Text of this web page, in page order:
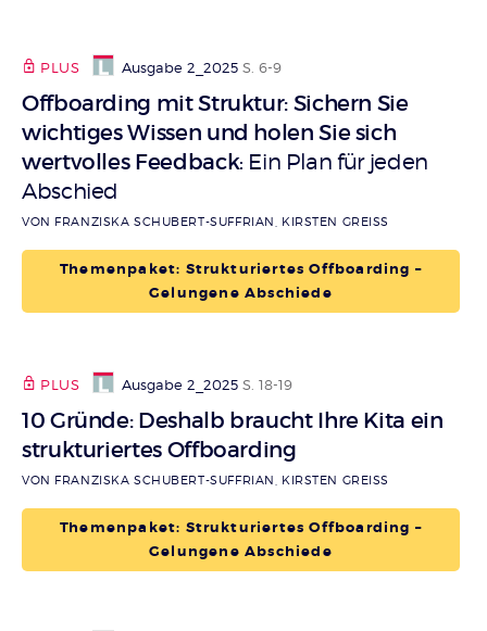
PLUS Ausgabe 2_2025 S. 6-9
Offboarding mit Struktur: Sichern Sie
wichtiges Wissen und holen Sie sich
wertvolles Feedback: Ein Plan für jeden
Abschied
VON FRANZISKA SCHUBERT-SUFFRIAN, KIRSTEN GREISS
Themenpaket: Strukturiertes Offboarding –
Gelungene Abschiede
PLUS Ausgabe 2_2025 S. 18-19
10 Gründe: Deshalb braucht Ihre Kita ein
strukturiertes Offboarding
VON FRANZISKA SCHUBERT-SUFFRIAN, KIRSTEN GREISS
Themenpaket: Strukturiertes Offboarding –
Gelungene Abschiede